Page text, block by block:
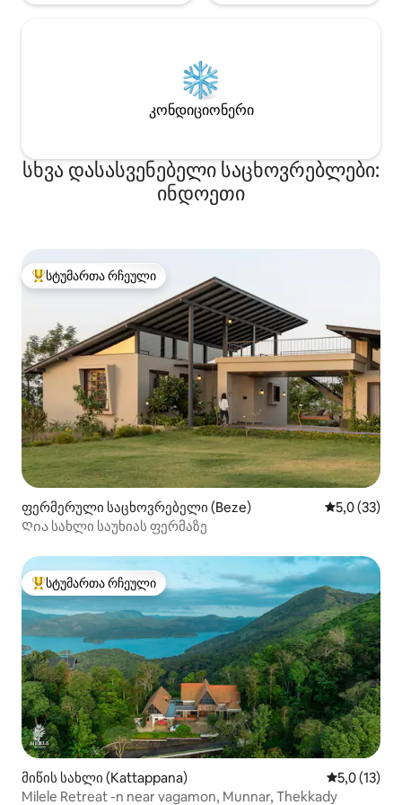
კონდიციონერი
სხვა დასასვენებელი საცხოვრებლები:
ინდოეთი
სტუმართა რჩეული მოწინავე ვარიანტი
სტუმართა რჩეული
ფერმერული საცხოვრებელი (Beze) საშუალო
5,0 (33)
Ღია სახლი საუხიას ფერმაზე
სტუმართა რჩეული მოწინავე ვარიანტი
სტუმართა რჩეული
მიწის სახლი (Kattappana) საშუალო
5,0 (13)
Milele Retreat -n near vagamon, Munnar, Thekkady